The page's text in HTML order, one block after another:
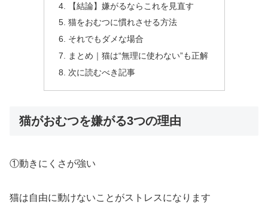
【結論】嫌がるならこれを見直す
猫をおむつに慣れさせる方法
それでもダメな場合
まとめ｜猫は“無理に使わない”も正解
次に読むべき記事
猫がおむつを嫌がる3つの理由
①動きにくさが強い
猫は自由に動けないことがストレスになります